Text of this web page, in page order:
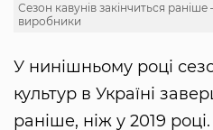
Сезон кавунів закінчиться
виробники
У нинішньому році
культур в Україні
раніше, ніж у 2019